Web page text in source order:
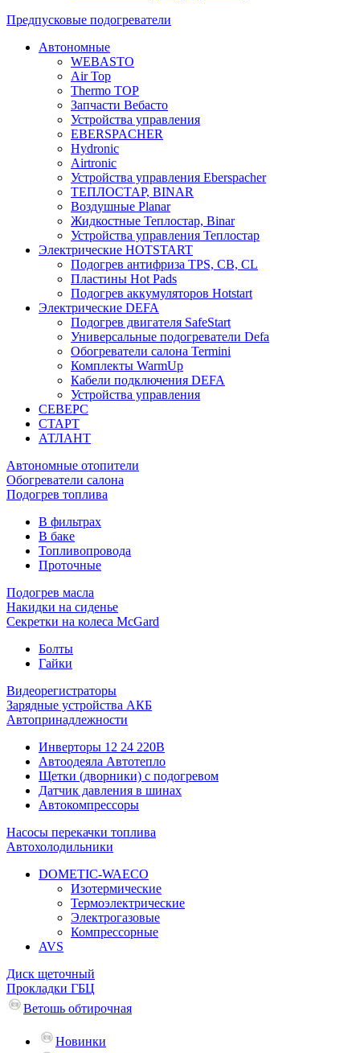
Предпусковые подогреватели
Автономные
WEBASTO
Air Top
Thermo TOP
Запчасти Вебасто
Устройства управления
EBERSPACHER
Hydronic
Airtronic
Устройства управления Eberspacher
ТЕПЛОСТАР, BINAR
Воздушные Planar
Жидкостные Теплостар, Binar
Устройства управления Теплостар
Электрические HOTSTART
Подогрев антифриза TPS, CB, CL
Пластины Hot Pads
Подогрев аккумуляторов Hotstart
Электрические DEFA
Подогрев двигателя SafeStart
Универсальные подогреватели Defa
Обогреватели салона Termini
Комплекты WarmUp
Кабели подключения DEFA
Устройства управления
СЕВЕРС
СТАРТ
АТЛАНТ
Автономные отопители
Обогреватели салона
Подогрев топлива
В фильтрах
В баке
Топливопровода
Проточные
Подогрев масла
Накидки на сиденье
Секретки на колеса McGard
Болты
Гайки
Видеорегистраторы
Зарядные устройства АКБ
Автопринадлежности
Инверторы 12 24 220В
Автоодеяла Автотепло
Щетки (дворники) с подогревом
Датчик давления в шинах
Автокомпрессоры
Насосы перекачки топлива
Автохолодильники
DOMETIC-WAECO
Изотермические
Термоэлектрические
Электрогазовые
Компрессорные
AVS
Диск щеточный
Прокладки ГБЦ
Ветошь обтирочная
Новинки